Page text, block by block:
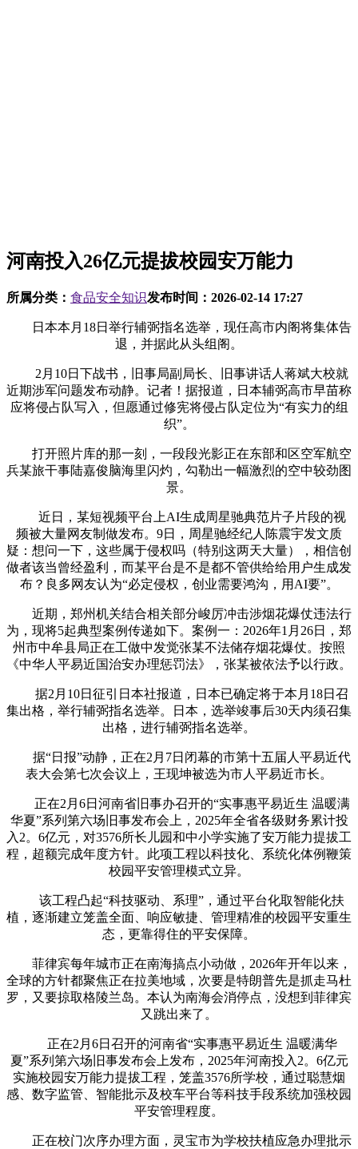
河南投入26亿元提拔校园安万能力
所属分类： 食品安全知识发布时间： 2026-02-14 17:27
日本本月18日举行辅弼指名选举，现任高市内阁将集体告
退，并据此从头组阁。
2月10日下战书，旧事局副局长、旧事讲话人蒋斌大校就
近期涉军问题发布动静。记者！据报道，日本辅弼高市早苗称
应将侵占队写入，但愿通过修宪将侵占队定位为“有实力的组
织”。
打开照片库的那一刻，一段段光影正在东部和区空军航空
兵某旅干事陆嘉俊脑海里闪灼，勾勒出一幅激烈的空中较劲图
景。
近日，某短视频平台上AI生成周星驰典范片子片段的视
频被大量网友制做发布。9日，周星驰经纪人陈震宇发文质
疑：想问一下，这些属于侵权吗（特别这两天大量），相信创
做者该当曾经盈利，而某平台是不是都不管供给给用户生成发
布？良多网友认为“必定侵权，创业需要鸿沟，用AI要”。
近期，郑州机关结合相关部分峻厉冲击涉烟花爆仗违法行
为，现将5起典型案例传递如下。案例一：2026年1月26日，郑
州市中牟县局正在工做中发觉张某不法储存烟花爆仗。按照
《中华人平易近国治安办理惩罚法》，张某被依法予以行政。
据2月10日征引日本社报道，日本已确定将于本月18日召
集出格，举行辅弼指名选举。日本，选举竣事后30天内须召集
出格，进行辅弼指名选举。
据“日报”动静，正在2月7日闭幕的市第十五届人平易近代
表大会第七次会议上，王现坤被选为市人平易近市长。
正在2月6日河南省旧事办召开的“实事惠平易近生 温暖满
华夏”系列第六场旧事发布会上，2025年全省各级财务累计投
入2。6亿元，对3576所长儿园和中小学实施了安万能力提拔工
程，超额完成年度方针。此项工程以科技化、系统化体例鞭策
校园平安管理模式立异。
该工程凸起“科技驱动、系理”，通过平台化取智能化扶
植，逐渐建立笼盖全面、响应敏捷、管理精准的校园平安重生
态，更靠得住的平安保障。
菲律宾每年城市正在南海搞点小动做，2026年开年以来，
全球的方针都聚焦正在拉美地域，次要是特朗普先是抓走马杜
罗，又要掠取格陵兰岛。本认为南海会消停点，没想到菲律宾
又跳出来了。
正在2月6日召开的河南省“实事惠平易近生 温暖满华
夏”系列第六场旧事发布会上发布，2025年河南投入2。6亿元
实施校园安万能力提拔工程，笼盖3576所学校，通过聪慧烟
感、数字监管、智能批示及校车平台等科技手段系统加强校园
平安管理程度。
正在校门次序办理方面，灵宝市为学校扶植应急办理批示